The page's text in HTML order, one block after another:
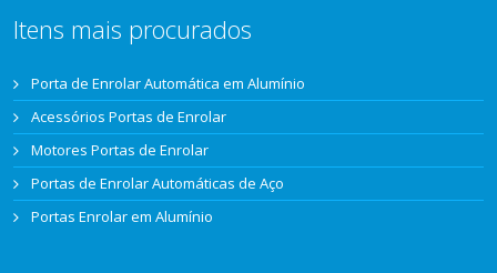
Itens mais procurados
Porta de Enrolar Automática em Alumínio
Acessórios Portas de Enrolar
Motores Portas de Enrolar
Portas de Enrolar Automáticas de Aço
Portas Enrolar em Alumínio